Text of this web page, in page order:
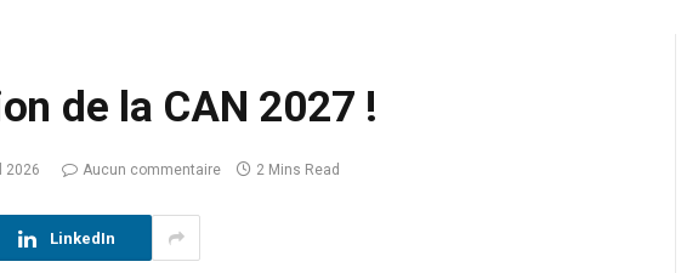
de la CAN 2027 !
2026 Aucun commentaire 2 Mins Read
LinkedIn